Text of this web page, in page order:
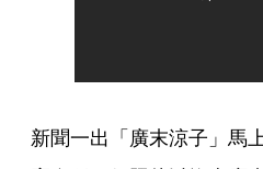
新聞一出「廣末涼子」馬